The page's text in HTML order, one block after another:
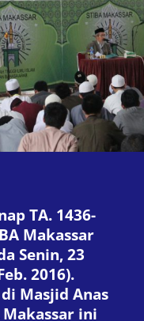
TA. 1436-
Makassar
Senin, 23
2016).
Masjid Anas
ini